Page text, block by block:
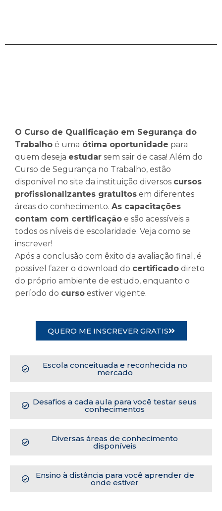
O Curso de Qualificação em Segurança do
Trabalho é uma ótima oportunidade para
quem deseja estudar sem sair de casa! Além do
Curso de Segurança no Trabalho, estão
disponível no site da instituição diversos cursos
profissionalizantes gratuitos em diferentes
áreas do conhecimento. As capacitações
contam com certificação e são acessíveis a
todos os níveis de escolaridade. Veja como se
inscrever!
Após a conclusão com êxito da avaliação final, é
possível fazer o download do certificado direto
do próprio ambiente de estudo, enquanto o
período do curso estiver vigente.
QUERO ME INSCREVER GRATIS
Escola conceituada e reconhecida no
mercado
Desafios a cada aula para você testar seus
conhecimentos
Diversas áreas de conhecimento
disponíveis
Ensino à distância para você aprender de
onde estiver